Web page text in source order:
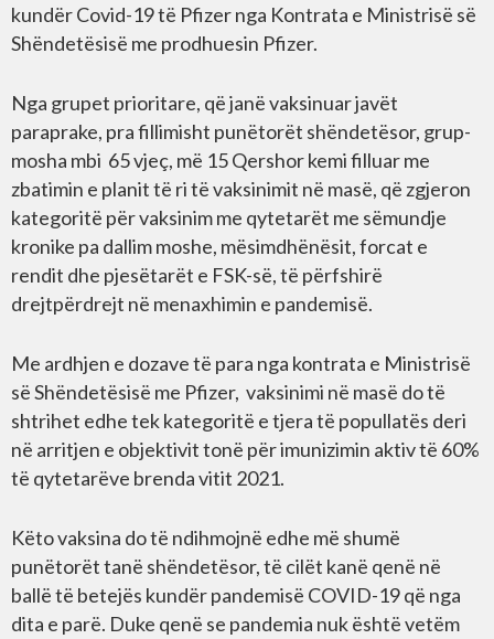
kundër Covid-19 të Pfizer nga Kontrata e Ministrisë së
Shëndetësisë me prodhuesin Pfizer.
Nga grupet prioritare, që janë vaksinuar javët
paraprake, pra fillimisht punëtorët shëndetësor, grup-
mosha mbi 65 vjeç, më 15 Qershor kemi filluar me
zbatimin e planit të ri të vaksinimit në masë, që zgjeron
kategoritë për vaksinim me qytetarët me sëmundje
kronike pa dallim moshe, mësimdhënësit, forcat e
rendit dhe pjesëtarët e FSK-së, të përfshirë
drejtpërdrejt në menaxhimin e pandemisë.
Me ardhjen e dozave të para nga kontrata e Ministrisë
së Shëndetësisë me Pfizer, vaksinimi në masë do të
shtrihet edhe tek kategoritë e tjera të popullatës deri
në arritjen e objektivit tonë për imunizimin aktiv të 60%
të qytetarëve brenda vitit 2021.
Këto vaksina do të ndihmojnë edhe më shumë
punëtorët tanë shëndetësor, të cilët kanë qenë në
ballë të betejës kundër pandemisë COVID-19 që nga
dita e parë. Duke qenë se pandemia nuk është vetëm